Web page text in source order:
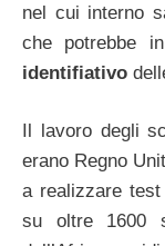
nel cui interno
che potrebbe
identifiativo
Il lavoro degli
erano Regno
a realizzare
su oltre 1600